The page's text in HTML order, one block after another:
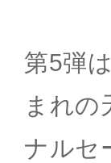
第5弾
まれの
ナルセ